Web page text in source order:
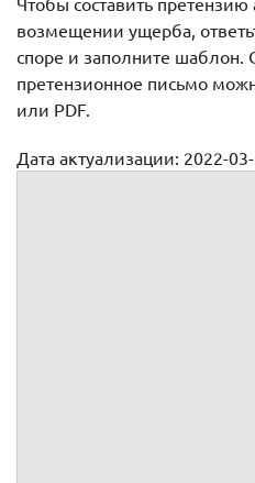
возмещении ущерба,
споре и заполните шаблон.
претензионное письмо
или PDF.
Дата актуализации: 2022-